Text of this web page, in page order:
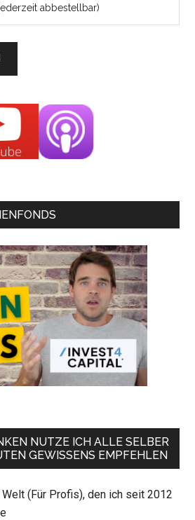
NUTZE ICH ALLE SELBER
GEWISSENS EMPFEHLEN
(Für Profis), den ich seit 2012